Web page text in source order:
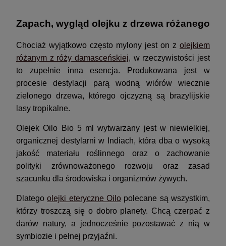
Zapach, wygląd olejku z drzewa różanego
Chociaż wyjątkowo często mylony jest on z olejkiem
różanym z róży damasceńskiej, w rzeczywistości jest
to zupełnie inna esencja. Produkowana jest w
procesie destylacji parą wodną wiórów wiecznie
zielonego drzewa, którego ojczyzną są brazylijskie
lasy tropikalne.
Olejek Oilo Bio 5 ml wytwarzany jest w niewielkiej,
organicznej destylarni w Indiach, która dba o wysoką
jakość materiału roślinnego oraz o zachowanie
polityki zrównoważonego rozwoju oraz zasad
szacunku dla środowiska i organizmów żywych.
Dlategoolejki eteryczne Oilo polecane są wszystkim,
którzy troszczą się o dobro planety. Chcą czerpać z
darów natury, a jednocześnie pozostawać z nią w
symbiozie i pełnej przyjaźni.